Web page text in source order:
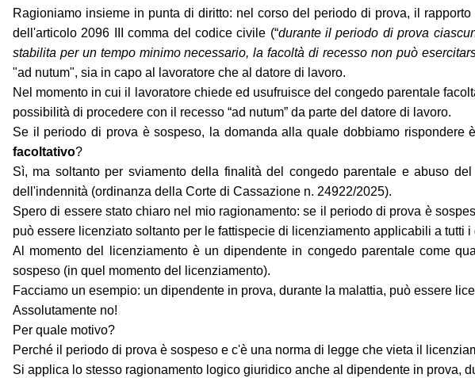
Ragioniamo insieme in punta di diritto: nel corso del periodo di prova, il
dell'articolo 2096 III comma del codice civile (“durante il periodo di prova
stabilita per un tempo minimo necessario, la facoltà di recesso non può
"ad nutum", sia in capo al lavoratore che al datore di lavoro.
Nel momento in cui il lavoratore chiede ed usufruisce del congedo parentale
possibilità di procedere con il recesso “ad nutum” da parte del datore di lavoro.
Se il periodo di prova è sospeso, la domanda alla quale dobbiamo rispondere
facoltativo?
Sì, ma soltanto per sviamento della finalità del congedo parentale e abuso
dell'indennità (ordinanza della Corte di Cassazione n. 24922/2025).
Spero di essere stato chiaro nel mio ragionamento: se il periodo di prova è
può essere licenziato soltanto per le fattispecie di licenziamento applicabili a tutti
Al momento del licenziamento è un dipendente in congedo parentale come
sospeso (in quel momento del licenziamento).
Facciamo un esempio: un dipendente in prova, durante la malattia, può essere
Assolutamente no!
Per quale motivo?
Perché il periodo di prova è sospeso e c'è una norma di legge che vieta il
Si applica lo stesso ragionamento logico giuridico anche al dipendente in prova,